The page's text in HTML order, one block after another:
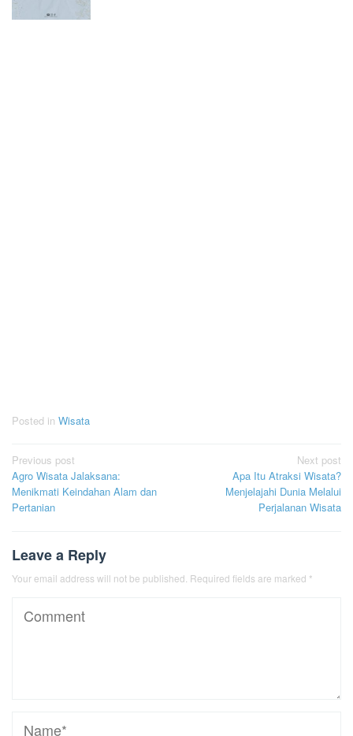
Posted in Wisata
Post
navigation
Previous post
Agro Wisata Jalaksana:
Menikmati Keindahan Alam dan
Pertanian
Next post
Apa Itu Atraksi Wisata?
Menjelajahi Dunia Melalui
Perjalanan Wisata
Leave a Reply
Your email address will not be published. Required fields are marked *